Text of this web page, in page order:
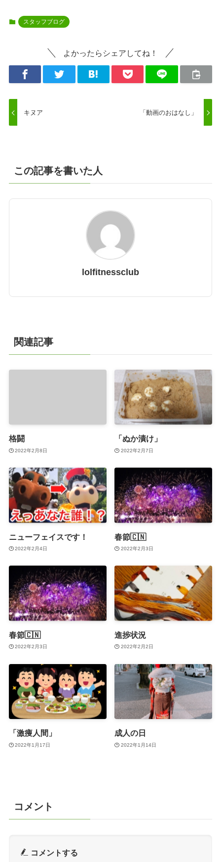
スタッフブログ
よかったらシェアしてね！
キヌア 「動画のおはなし」
この記事を書いた人
lolfitnessclub
関連記事
格闘
2022年2月8日
「ぬか漬け」
2022年2月7日
ニューフェイスです！
2022年2月4日
春節🇨🇳
2022年2月3日
春節🇨🇳
2022年2月3日
進捗状況
2022年2月2日
「激痩人間」
2022年1月17日
成人の日
2022年1月14日
コメント
コメントする